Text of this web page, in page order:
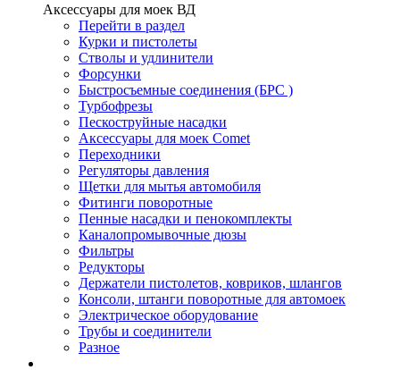
Аксессуары для моек ВД
Перейти в раздел
Курки и пистолеты
Стволы и удлинители
Форсунки
Быстросъемные соединения (БРС )
Турбофрезы
Пескоструйные насадки
Аксессуары для моек Comet
Переходники
Регуляторы давления
Щетки для мытья автомобиля
Фитинги поворотные
Пенные насадки и пенокомплекты
Каналопромывочные дюзы
Фильтры
Редукторы
Держатели пистолетов, ковриков, шлангов
Консоли, штанги поворотные для автомоек
Электрическое оборудование
Трубы и соединители
Разное